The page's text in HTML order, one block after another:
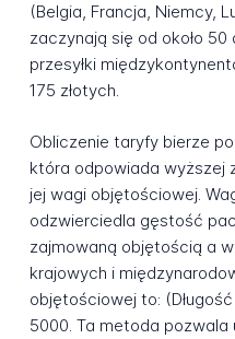
(Belgia, Francja, Niemcy,
zaczynają się od około
przesyłki
175 złotych.
Obliczenie taryfy bierze
która odpowiada wyższej
jej wagi objętościowej.
odzwierciedla gęstość
zajmowaną objętością a
krajowych i
objętościowej to:
5000. Ta metoda